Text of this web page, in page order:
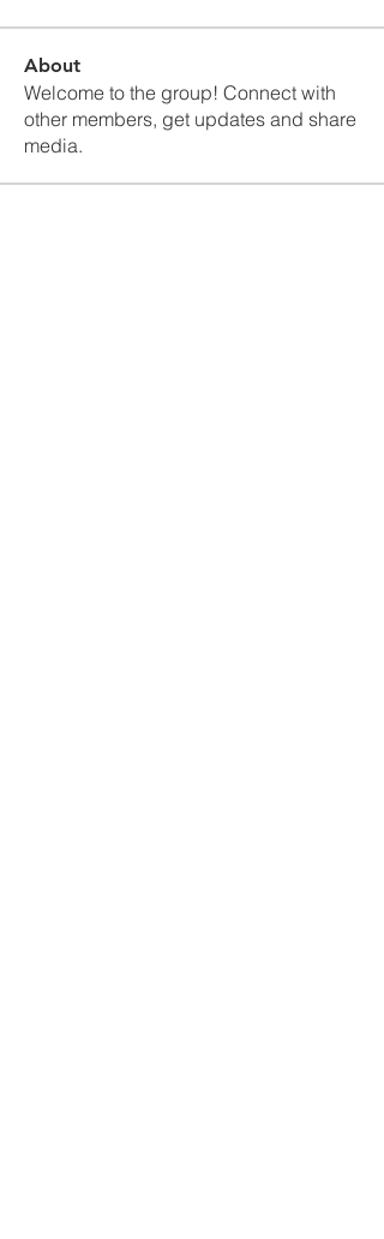
About
Welcome to the group! Connect with
other members, get updates and share
media.